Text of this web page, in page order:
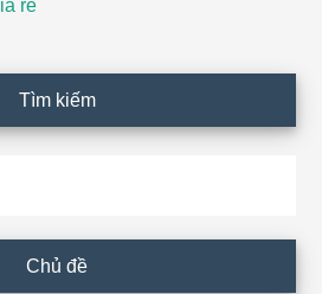
rẻ
Tìm kiếm
Chủ đề